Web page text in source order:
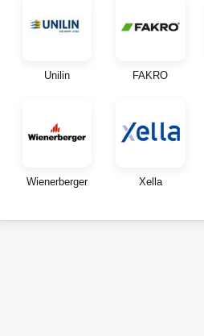
Unilin FAKRO
Wienerberger Xella